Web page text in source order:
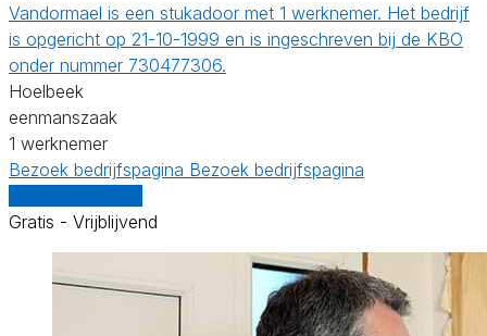
Vandormael is een stukadoor met 1 werknemer. Het bedrijf
is opgericht op 21-10-1999 en is ingeschreven bij de KBO
onder nummer 730477306.
Hoelbeek
eenmanszaak
1 werknemer
Bezoek bedrijfspagina Bezoek bedrijfspagina
Gratis - Vrijblijvend